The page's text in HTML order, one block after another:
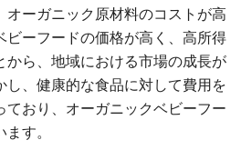
オーガニック原材料のコストが高
ビーフードの価格が高く、高所得
から、地域における市場の成長が
し、健康的な食品に対して費用を
ており、オーガニックベビーフー
す。